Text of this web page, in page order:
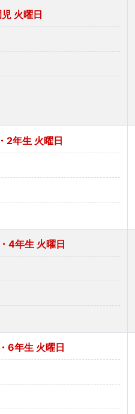
火曜日
2年生 火曜日
4年生 火曜日
6年生 火曜日